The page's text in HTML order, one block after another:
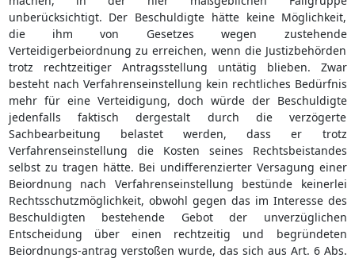
unberücksichtigt. Der Beschuldigte hätte keine Möglichkeit,
die ihm von Gesetzes wegen zustehende
Verteidigerbeiordnung zu erreichen, wenn die Justizbehörden
trotz rechtzeitiger Antragsstellung untätig blieben. Zwar
besteht nach Verfahrenseinstellung kein rechtliches Bedürfnis
mehr für eine Verteidigung, doch würde der Beschuldigte
jedenfalls faktisch dergestalt durch die verzögerte
Sachbearbeitung belastet werden, dass er trotz
Verfahrenseinstellung die Kosten seines Rechtsbeistandes
selbst zu tragen hätte. Bei undifferenzierter Versagung einer
Beiordnung nach Verfahrenseinstellung bestünde keinerlei
Rechtsschutzmöglichkeit, obwohl gegen das im Interesse des
Beschuldigten bestehende Gebot der unverzüglichen
Entscheidung über einen rechtzeitig und begründeten
Beiordnungs-antrag verstoßen wurde, das sich aus Art. 6 Abs.